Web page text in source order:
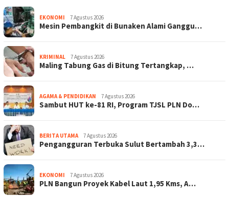
EKONOMI 7 Agustus 2026
Mesin Pembangkit di Bunaken Alami Ganggu…
KRIMINAL 7 Agustus 2026
Maling Tabung Gas di Bitung Tertangkap, …
AGAMA & PENDIDIKAN 7 Agustus 2026
Sambut HUT ke-81 RI, Program TJSL PLN Do…
BERITA UTAMA 7 Agustus 2026
Pengangguran Terbuka Sulut Bertambah 3,3…
EKONOMI 7 Agustus 2026
PLN Bangun Proyek Kabel Laut 1,95 Kms, A…